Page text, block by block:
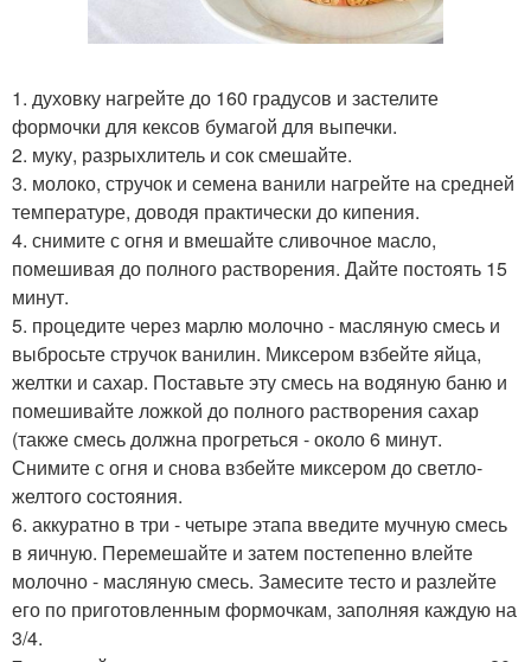
1. духовку нагрейте до 160 градусов и застелите
формочки для кексов бумагой для выпечки.
2. муку, разрыхлитель и сок смешайте.
3. молоко, стручок и семена ванили нагрейте на средней
температуре, доводя практически до кипения.
4. снимите с огня и вмешайте сливочное масло,
помешивая до полного растворения. Дайте постоять 15
минут.
5. процедите через марлю молочно - масляную смесь и
выбросьте стручок ванилин. Миксером взбейте яйца,
желтки и сахар. Поставьте эту смесь на водяную баню и
помешивайте ложкой до полного растворения сахар
(также смесь должна прогреться - около 6 минут.
Снимите с огня и снова взбейте миксером до светло-
желтого состояния.
6. аккуратно в три - четыре этапа введите мучную смесь
в яичную. Перемешайте и затем постепенно влейте
молочно - масляную смесь. Замесите тесто и разлейте
его по приготовленным формочкам, заполняя каждую на
3/4.